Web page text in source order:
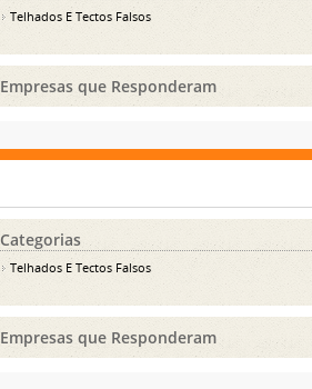
Telhados E Tectos Falsos
Empresas que Responderam
Categorias
Telhados E Tectos Falsos
Empresas que Responderam